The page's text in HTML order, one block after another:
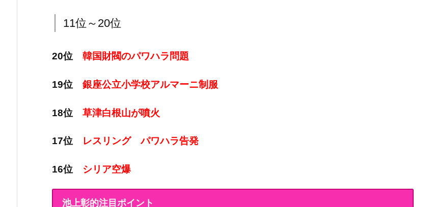
11位～20位
20位 韓国財閥のパワハラ問題
19位 銀座公立小学校アルマーニ制服
18位 草津白根山が噴火
17位 レスリング パワハラ告発
16位 シリア空爆
池上彰的注目ポイント